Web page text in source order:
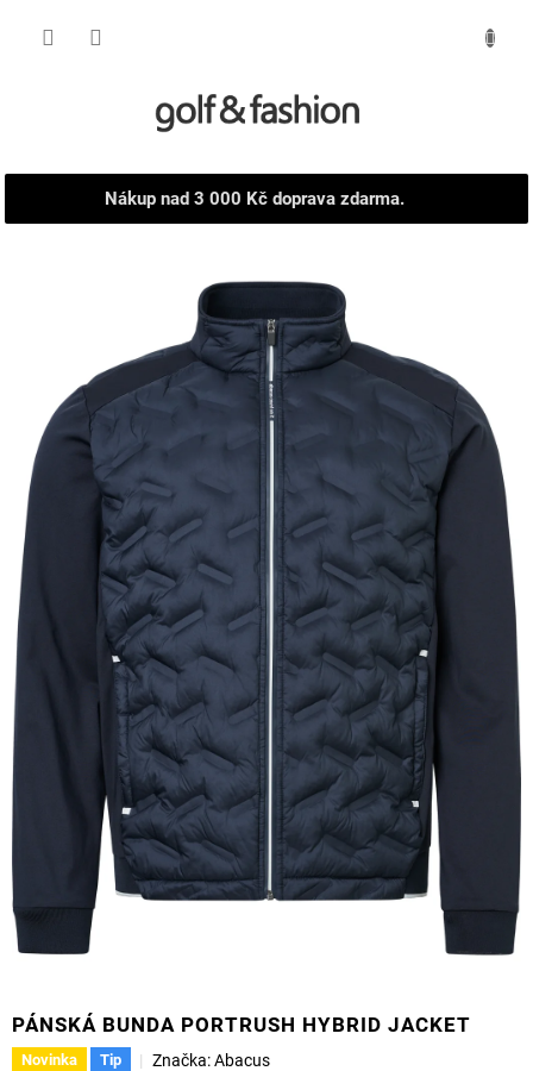
NÁKUPNÍ
Nákup nad 3 000 Kč doprava zdarma.
PÁNSKÁ BUNDA PORTRUSH HYBRID JACKET
Novinka Tip Značka:Abacus